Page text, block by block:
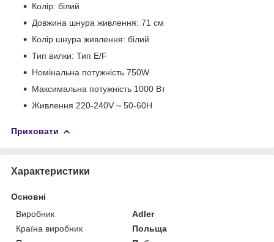
Колір: білий
Довжина шнура живлення: 71 см
Колір шнура живлення: білий
Тип вилки: Тип E/F
Номінальна потужність 750W
Максимальна потужність 1000 Вт
Живлення 220-240V ~ 50-60H
Приховати
Характеристики
Основні
Виробник
Adler
Країна виробник
Польща